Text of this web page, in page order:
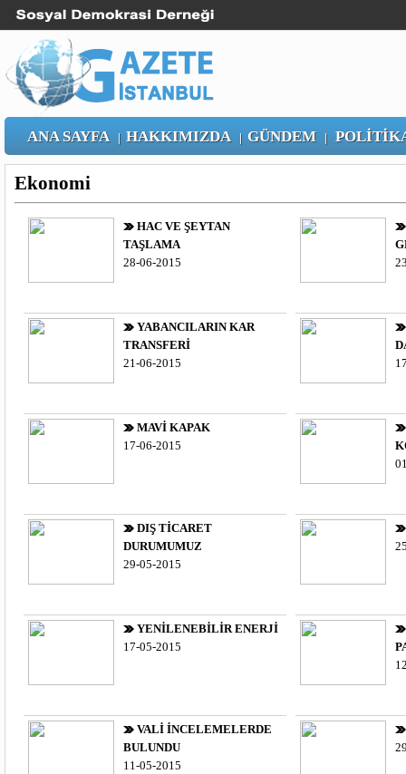
ANA SAYFA | HAKKIMIZDA | GÜNDEM|
Ekonomi
HAC VE ŞEYTAN
TAŞLAMA
28-06-2015
YABANCILARIN KAR
TRANSFERİ
21-06-2015
MAVİ KAPAK
17-06-2015
DIŞ TİCARET
DURUMUMUZ
29-05-2015
YENİLENEBİLİR ENERJİ
17-05-2015
VALİ İNCELEMELERDE
BULUNDU
11-05-2015